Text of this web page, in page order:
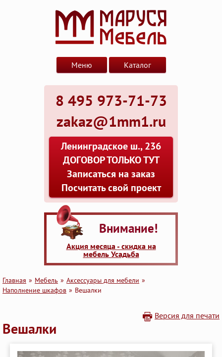
8 495 973-71-73
zakaz@1mm1.ru
Ленинградское ш., 236
ДОГОВОР ТОЛЬКО ТУТ
Записаться на заказ
Посчитать свой проект
Меню Каталог
Внимание!
Акция месяца - скидка на
мебель Усадьба
Главная Мебель
Аксессуары для мебели
Наполнение шкафов
Вешалки
Версия для печати
Вешалки